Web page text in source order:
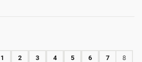
1 2 3 4 5 6 7 8